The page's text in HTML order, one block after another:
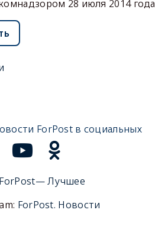
28 июля 2014 года
ForPost в социальных
ForPost— Лучшее
ForPost. Новости